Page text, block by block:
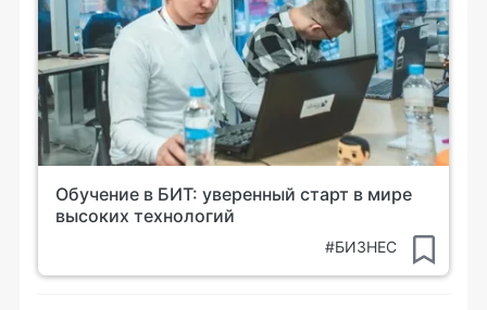
Обучение в БИТ: уверенный старт в мире
высоких технологий
#БИЗНЕС